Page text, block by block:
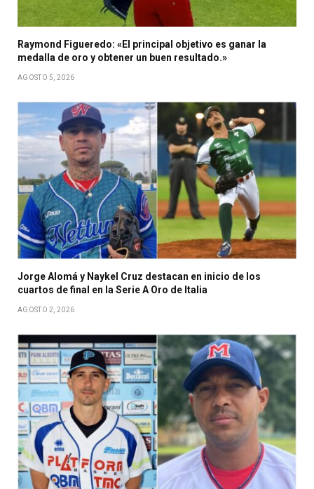
Raymond Figueredo: «El principal objetivo es ganar la
medalla de oro y obtener un buen resultado.»
AGOSTO 5, 2026
Jorge Alomá y Naykel Cruz destacan en inicio de los
cuartos de final en la Serie A Oro de Italia
AGOSTO 2, 2026